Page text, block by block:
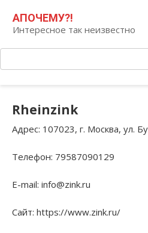
контенту
АПОЧЕМУ?!
Интересное так неизвестно
Rheinzink
Адрес: 107023, г. Москва, ул.
Телефон: 79587090129
E-mail: info@zink.ru
Сайт: https://www.zink.ru/